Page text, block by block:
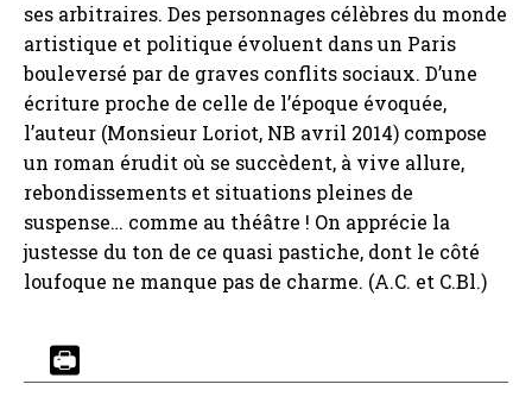
ses arbitraires. Des personnages célèbres du monde
artistique et politique évoluent dans un Paris
bouleversé par de graves conflits sociaux. D’une
écriture proche de celle de l’époque évoquée,
l’auteur (Monsieur Loriot, NB avril 2014) compose
un roman érudit où se succèdent, à vive allure,
rebondissements et situations pleines de
suspense… comme au théâtre ! On apprécie la
justesse du ton de ce quasi pastiche, dont le côté
loufoque ne manque pas de charme. (A.C. et C.Bl.)